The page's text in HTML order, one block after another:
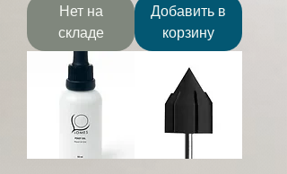
Нет на
складе
Добавить в
корзину